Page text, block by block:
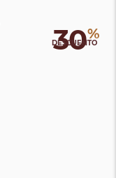
30%
DESCUENTO